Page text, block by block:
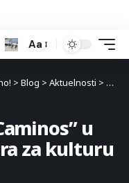
Aa
> Blog > Aktuelnosti >
u
za kulturu